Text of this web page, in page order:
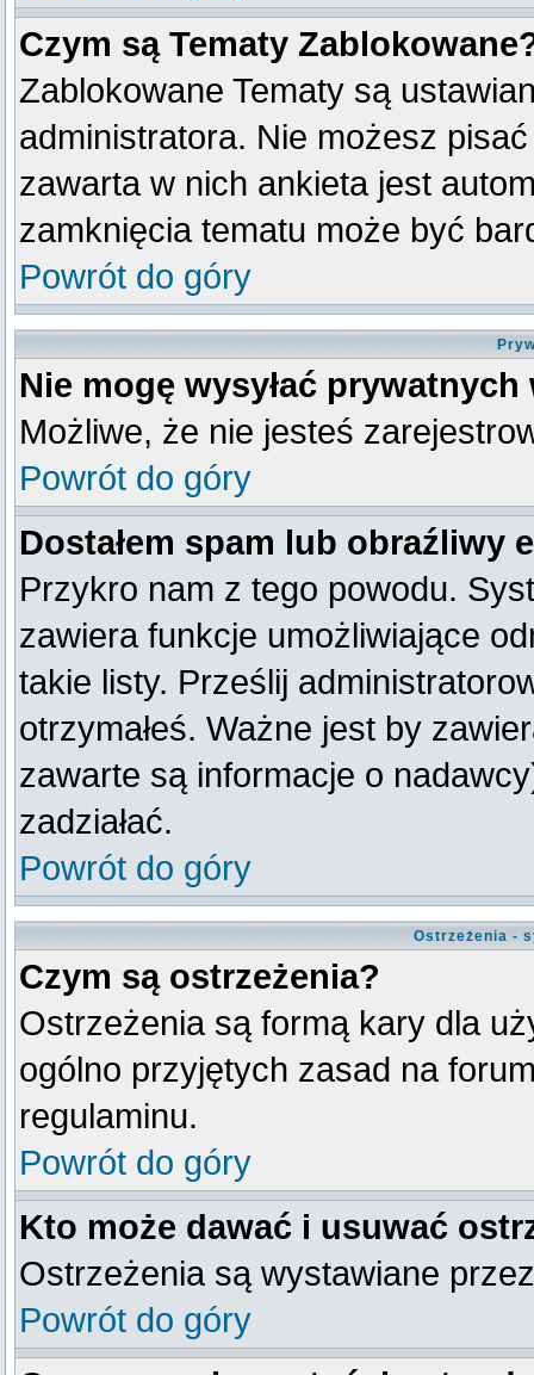
Czym są Tematy
Zablokowane Tematy są
administratora. Nie możesz
zawarta w nich ankieta jest
zamknięcia tematu może być
Powrót do góry
Nie mogę wysyłać
Możliwe, że nie jesteś
Powrót do góry
Dostałem spam lub obraźliwy
Przykro nam z tego powodu.
zawiera funkcje umożliwiające
takie listy. Prześlij
otrzymałeś. Ważne jest by
zawarte są informacje o
zadziałać.
Powrót do góry
Ostrzeżenia -
Czym są ostrzeżenia?
Ostrzeżenia są formą kary dla
ogólno przyjętych zasad na
regulaminu.
Powrót do góry
Kto może dawać i usuwać
Ostrzeżenia są wystawiane
Powrót do góry